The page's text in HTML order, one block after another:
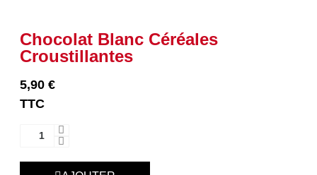
Chocolat Blanc Céréales
Croustillantes
5,90 €
TTC